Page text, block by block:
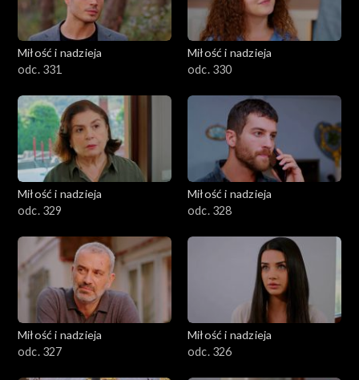
Miłość i nadzieja
odc. 331
Miłość i nadzieja
odc. 330
Miłość i nadzieja
odc. 329
Miłość i nadzieja
odc. 328
Miłość i nadzieja
odc. 327
Miłość i nadzieja
odc. 326